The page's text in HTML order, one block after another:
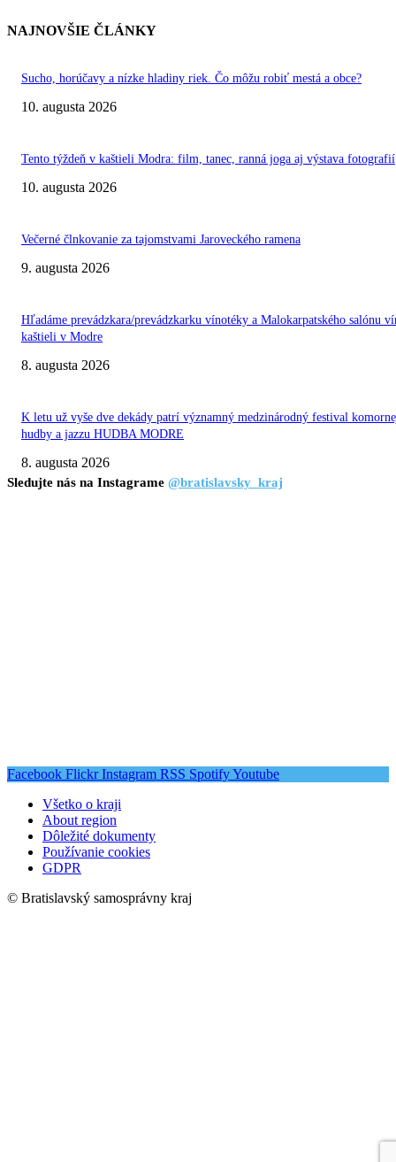
NAJNOVŠIE ČLÁNKY
Sucho, horúčavy a nízke hladiny riek. Čo môžu robiť mestá a obce?
10. augusta 2026
Tento týždeň v kaštieli Modra: film, tanec, ranná joga aj výstava fotografií
10. augusta 2026
Večerné člnkovanie za tajomstvami Jaroveckého ramena
9. augusta 2026
Hľadáme prevádzkara/prevádzkarku vínotéky a Malokarpatského salónu
kaštieli v Modre
8. augusta 2026
K letu už vyše dve dekády patrí významný medzinárodný festival
hudby a jazzu HUDBA MODRE
8. augusta 2026
Sledujte nás na Instagrame @bratislavsky_kraj
Facebook Flickr Instagram RSS SpotifyYoutube
Všetko o kraji
About region
Dôležité dokumenty
Používanie cookies
GDPR
© Bratislavský samosprávny kraj